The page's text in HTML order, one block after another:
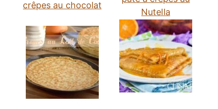
crêpes au chocolat
Nutella